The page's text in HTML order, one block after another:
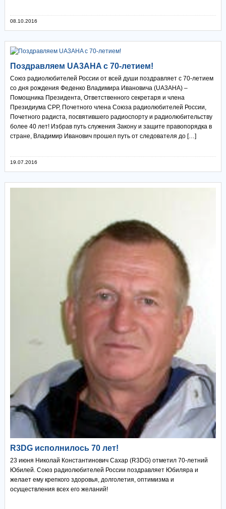
08.10.2016
Поздравляем UA3AHA с 70-летием!
Союз радиолюбителей России от всей души поздравляет с 70-летием
со дня рождения Феденко Владимира Ивановича (UA3AHA) –
Помощника Президента, Ответственного секретаря и члена
Президиума СРР, Почетного члена Союза радиолюбителей России,
Почетного радиста, посвятившего радиоспорту и радиолюбительству
более 40 лет! Избрав путь служения Закону и защите правопорядка в
стране, Владимир Иванович прошел путь от следователя до […]
19.07.2016
R3DG исполнилось 70 лет!
23 июня Николай Константинович Сахар (R3DG) отметил 70-летний
Юбилей. Союз радиолюбителей России поздравляет Юбиляра и
желает ему крепкого здоровья, долголетия, оптимизма и
осуществления всех его желаний!